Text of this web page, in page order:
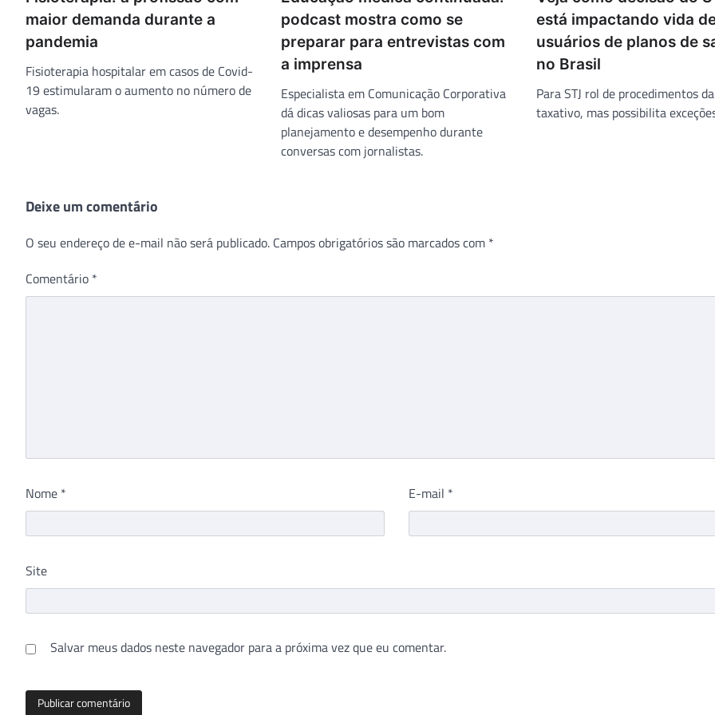
maior demanda durante a
pandemia
Fisioterapia hospitalar em casos de Covid-
19 estimularam o aumento no número de
vagas.
podcast mostra como se
preparar para entrevistas com
a imprensa
Especialista em Comunicação Corporativa
dá dicas valiosas para um bom
planejamento e desempenho durante
conversas com jornalistas.
está impactando vida
usuários de planos de
no Brasil
Para STJ rol de procedimentos
taxativo, mas possibilita
Deixe um comentário
O seu endereço de e-mail não será publicado. Campos obrigatórios são marcados com *
Comentário *
Nome * E-mail *
Site
Salvar meus dados neste navegador para a próxima vez que eu comentar.